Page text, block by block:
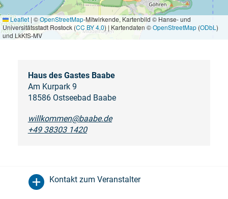
Leaflet | ©OpenStreetMap-Mitwirkende, Kartenbild © Hanse- und
Universitätsstadt Rostock (CC BY 4.0) | Kartendaten ©OpenStreetMap (ODbL )
und LkKfS-MV
Haus des Gastes Baabe
Am Kurpark 9
18586 Ostseebad Baabe
willkommen@baabe.de
+49 38303 1420
Kontakt zum Veranstalter